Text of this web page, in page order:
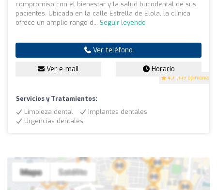
4.7 (149 opiniones)
compromiso con el bienestar y la salud bucodental de sus
pacientes. Ubicada en la calle Estrella de Elola, la clínica
ofrece un amplio rango d... Seguir leyendo
Ver teléfono
Ver e-mail Horario
Servicios y Tratamientos:
Limpieza dental
Implantes dentales
Urgencias dentales